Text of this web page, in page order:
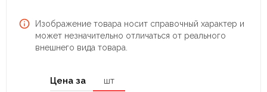
Изображение товара носит справочный характер и
может незначительно отличаться от реального
внешнего вида товара.
Цена за шт